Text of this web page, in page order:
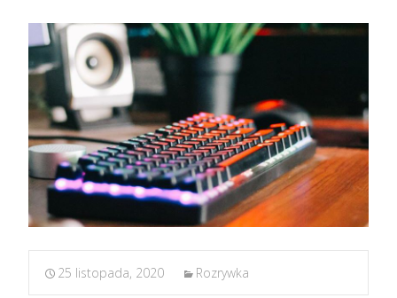
25 listopada, 2020 Rozrywka